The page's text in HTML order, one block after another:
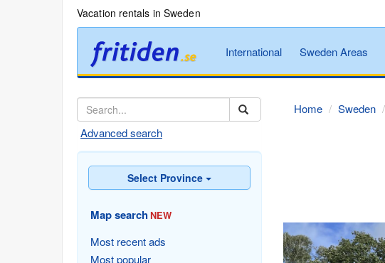
Vacation rentals in Sweden
International Sweden Areas
Advanced search
Select Province
Map searchNEW
Most recent ads
Most popular
Home Sweden